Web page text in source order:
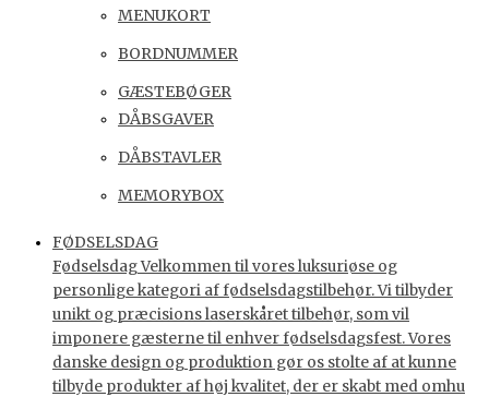
MENUKORT
BORDNUMMER
GÆSTEBØGER
DÅBSGAVER
DÅBSTAVLER
MEMORYBOX
FØDSELSDAG
Fødselsdag Velkommen til vores luksuriøse og
personlige kategori af fødselsdagstilbehør. Vi tilbyder
unikt og præcisions laserskåret tilbehør, som vil
imponere gæsterne til enhver fødselsdagsfest. Vores
danske design og produktion gør os stolte af at kunne
tilbyde produkter af høj kvalitet, der er skabt med omhu